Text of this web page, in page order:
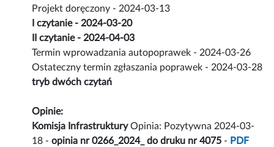
Projekt doręczony - 2024-03-13
I czytanie - 2024-03-20
II czytanie - 2024-04-03
Termin wprowadzania autopoprawek - 2024-03-26
Ostateczny termin zgłaszania poprawek - 2024-03-28
tryb dwóch czytań
Opinie:
Komisja InfrastrukturyOpinia: Pozytywna 2024-03-
18 -opinia nr 0266_2024_ do druku nr 4075 - PDF